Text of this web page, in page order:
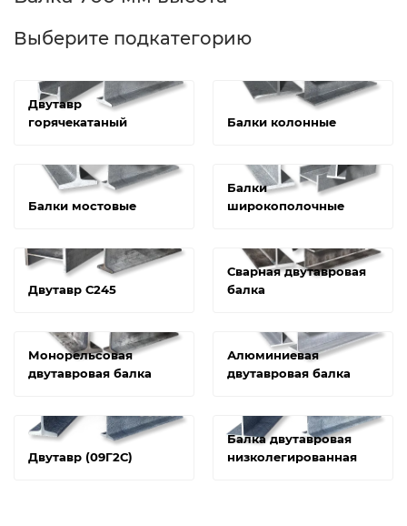
Выберите подкатегорию
Двутавр
горячекатаный
Балки колонные
Балки мостовые
Балки
широкополочные
Двутавр С245
Сварная двутавровая
балка
Монорельсовая
двутавровая балка
Алюминиевая
двутавровая балка
Двутавр (09Г2С)
Балка двутавровая
низколегированная